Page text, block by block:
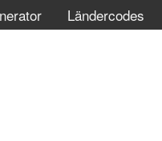
Ländercodes